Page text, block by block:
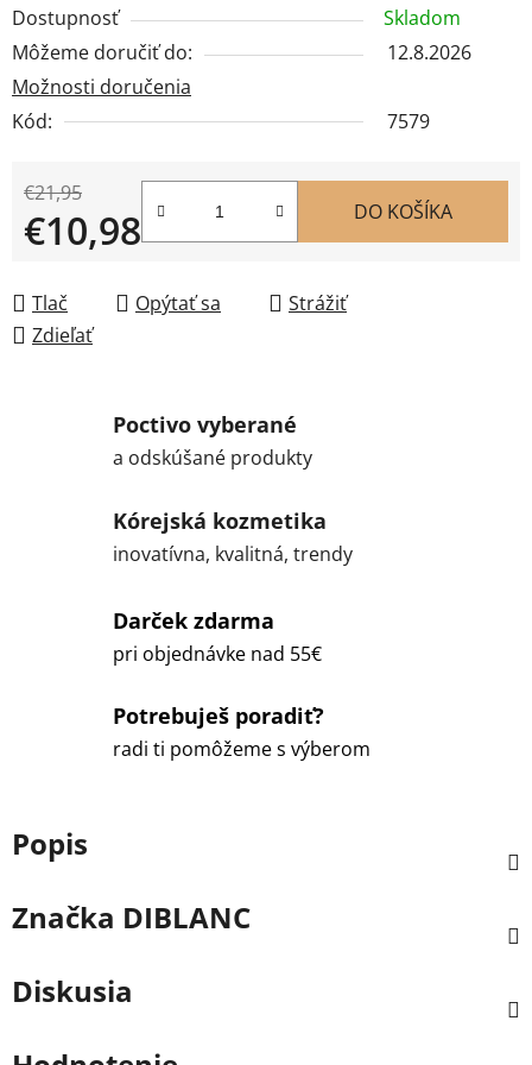
Dostupnosť
Skladom
Môžeme doručiť do:
12.8.2026
Možnosti doručenia
Kód:
7579
€21,95
€10,98 DO KOŠÍKA
Tlač Opýtať sa
Strážiť
Zdieľať
Poctivo vyberané
a odskúšané produkty
Kórejská kozmetika
inovatívna, kvalitná, trendy
Darček zdarma
pri objednávke nad 55€
Potrebuješ poradiť?
radi ti pomôžeme s výberom
Popis
Značka DIBLANC
Diskusia